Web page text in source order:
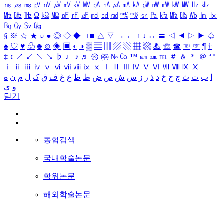
㎱ ㎲ ㎳ ㎴ ㎵ ㎶ ㎷ ㎸ ㎹ ㎀ ㎁ ㎂ ㎃ ㎄ ㎺ ㎻ ㎽ ㎾ ㎿ ㎐ ㎑
㎒ ㎓ ㎔ Ω ㏀ ㏁ ㎊ ㎋ ㎌ ㏖ ㏅ ㎭ ㎮ ㎯ ㏛ ㎩ ㎪ ㎫ ㎬ ㏝ ㏐
㏓
㏃ ㏉ ㏜ ㏆
§ ※ ☆ ★ ○ ● ◎ ◇ ◆ □ ■ △ ▽ → ← ↑ ↓ ↔ 〓 ◁ ◀ ▷ ▶ ♤
♠ ♡ ♥ ♧ ♣ ⊙ ◈ ▣ ◐ ◑ ▒ ▤ ▨ ▧ ▦ ▩ ♨ ☏ ☎ ☜ ☞ ¶ †
‡ ↕ ↗ ↙ ↖ ↘ ♭ ♩ ♪ ♬ ㉿ ㈜ № ㏇ ™ ㏂ ㏘ ℡ ＃ ＆ ＊ ＠ ª º
ⅰ
ⅱ ⅲ ⅳ ⅴ ⅵ ⅶ ⅷ ⅸ ⅹ Ⅳ Ⅴ Ⅵ Ⅶ Ⅷ Ⅸ Ⅹ
ب ت ث ج ح خ د ذ ر ز س ش ص ض ط ظ ع غ ف ق ک ل م ن ه
و ی
닫기
통합검색
국내학술논문
학위논문
해외학술논문